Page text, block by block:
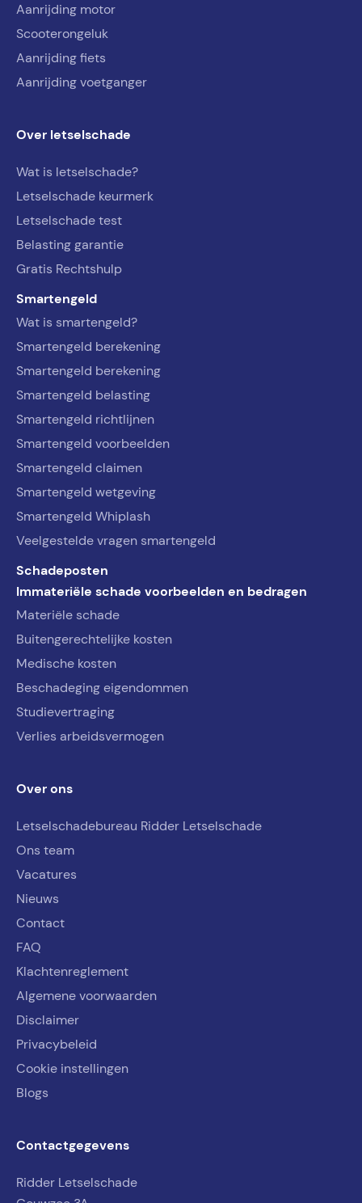
Aanrijding motor
Scooterongeluk
Aanrijding fiets
Aanrijding voetganger
Over letselschade
Wat is letselschade?
Letselschade keurmerk
Letselschade test
Belasting garantie
Gratis Rechtshulp
Smartengeld
Wat is smartengeld?
Smartengeld berekening
Smartengeld berekening
Smartengeld belasting
Smartengeld richtlijnen
Smartengeld voorbeelden
Smartengeld claimen
Smartengeld wetgeving
Smartengeld Whiplash
Veelgestelde vragen smartengeld
Schadeposten
Immateriële schade voorbeelden en bedragen
Materiële schade
Buitengerechtelijke kosten
Medische kosten
Beschadeging eigendommen
Studievertraging
Verlies arbeidsvermogen
Over ons
Letselschadebureau Ridder Letselschade
Ons team
Vacatures
Nieuws
Contact
FAQ
Klachtenreglement
Algemene voorwaarden
Disclaimer
Privacybeleid
Cookie instellingen
Blogs
Contactgegevens
Ridder Letselschade